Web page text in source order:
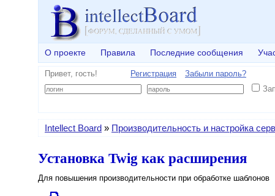
О проекте Правила Последние сообщения
Привет, гость! Регистрация
Забыли пароль?
Intellect Board » Производительность и настройка
Установка Twig как расширения
Для повышения производительности при обработке шаблонов